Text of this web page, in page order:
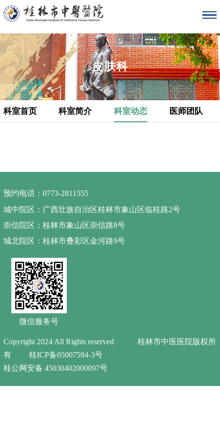
皮肤科
科室首页 科室简介 科室动态 医师团队
预约电话：0773-2811555
城中院区：广西壮族自治区桂林市象山区临桂路2号
崇信院区：桂林市象山区崇信路8号
城北院区：桂林市叠彩区金河路9号
微信服务号
Copyright 2024 All Rights reserved 桂林市中医医院版权所
有 桂ICP备05007594-3号
桂公网安备 45030402000097号